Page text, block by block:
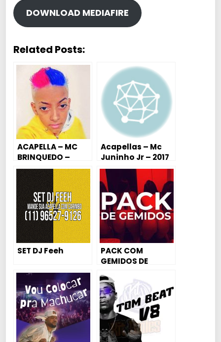
DOWNLOAD MEDIAFIRE
Related Posts:
ACAPELLA – MC
BRINQUEDO –
QUERO VER
Acapellas – Mc
Juninho Jr – 2017
Varias – Para
Produção
SET DJ Feeh
PACK COM
GEMIDOS DE
FUNK MANDELÃO,
FUNK RAVE,
MAGRÃO E
AGRESSIVO